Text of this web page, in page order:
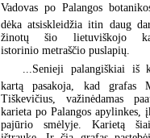
Vadovas po Palangos
dėka atsiskleidžia itin daug
žinotų šio lietuviškojo
istorinio metraščio puslapių.
...Senieji palangiškiai iš
kartą pasakoja, kad grafas
Tiškevičius, važinėdamas
karieta po Palangos apylinkes,
pajūrio smėlyje. Karietą